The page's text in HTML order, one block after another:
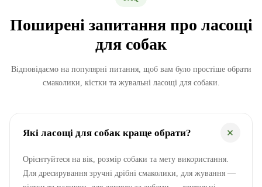
Поширені запитання про ласощі
для собак
Відповідаємо на популярні питання, щоб вам було простіше обрати
смаколики, кістки та жувальні ласощі для собаки.
Які ласощі для собак краще обрати?
Орієнтуйтеся на вік, розмір собаки та мету використання.
Для дресирування зручні дрібні смаколики, для жування —